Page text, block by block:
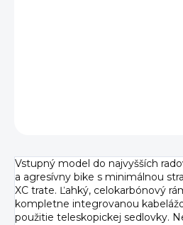
Vstupný model do najvyšších
a agresívny bike s minimálnou
XC trate. Ľahký, celokarbónový
kompletne integrovanou
použitie teleskopickej sedlovky.